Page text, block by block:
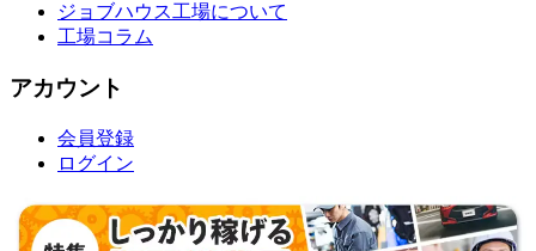
ジョブハウス工場について
工場コラム
アカウント
会員登録
ログイン